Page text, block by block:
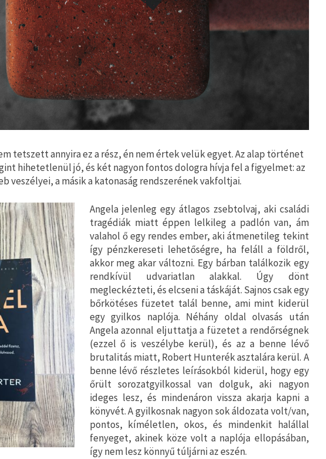
tetszett annyira ez a rész, én nem értek velük egyet. Az alap történet
hihetetlenül jó, és két nagyon fontos dologra hívja fel a figyelmet: az
veszélyei, a másik a katonaság rendszerének vakfoltjai.
Angela jelenleg egy átlagos zsebtolvaj, aki családi
tragédiák miatt éppen lelkileg a padlón van, ám
valahol ő egy rendes ember, aki átmenetileg tekint
így pénzkereseti lehetőségre, ha feláll a földről,
akkor meg akar változni. Egy bárban találkozik egy
rendkívül udvariatlan alakkal. Úgy dönt
megleckézteti, és elcseni a táskáját. Sajnos csak egy
bőrkötéses füzetet talál benne, ami mint kiderül
egy gyilkos naplója. Néhány oldal olvasás után
Angela azonnal eljuttatja a füzetet a rendőrségnek
(ezzel ő is veszélybe kerül), és az a benne lévő
brutalitás miatt, Robert Hunterék asztalára kerül. A
benne lévő részletes leírásokból kiderül, hogy egy
őrült sorozatgyilkossal van dolguk, aki nagyon
ideges lesz, és mindenáron vissza akarja kapni a
könyvét. A gyilkosnak nagyon sok áldozata volt/van,
pontos, kíméletlen, okos, és mindenkit halállal
fenyeget, akinek köze volt a naplója ellopásában,
így nem lesz könnyű túljárni az eszén.